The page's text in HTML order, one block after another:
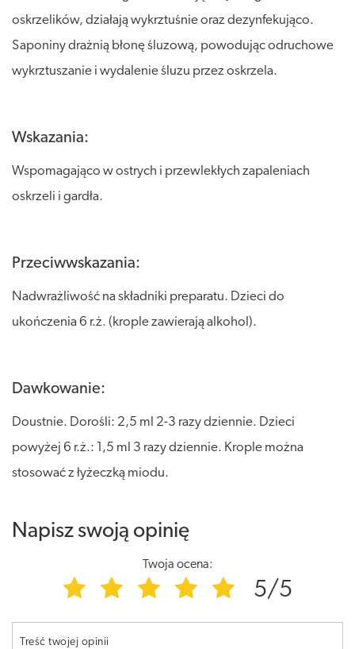
oskrzelików, działają wykrztuśnie oraz dezynfekująco.
Saponiny drażnią błonę śluzową, powodując odruchowe
wykrztuszanie i wydalenie śluzu przez oskrzela.
Wskazania:
Wspomagająco w ostrych i przewlekłych zapaleniach
oskrzeli i gardła.
Przeciwwskazania:
Nadwrażliwość na składniki preparatu. Dzieci do
ukończenia 6 r.ż. (krople zawierają alkohol).
Dawkowanie:
Doustnie. Dorośli: 2,5 ml 2-3 razy dziennie. Dzieci
powyżej 6 r.ż.: 1,5 ml 3 razy dziennie. Krople można
stosować z łyżeczką miodu.
Napisz swoją opinię
Twoja ocena:
5/5
Treść twojej opinii